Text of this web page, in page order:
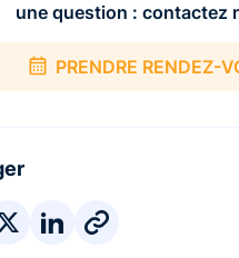
une question : contactez
PRENDRE RENDEZ-